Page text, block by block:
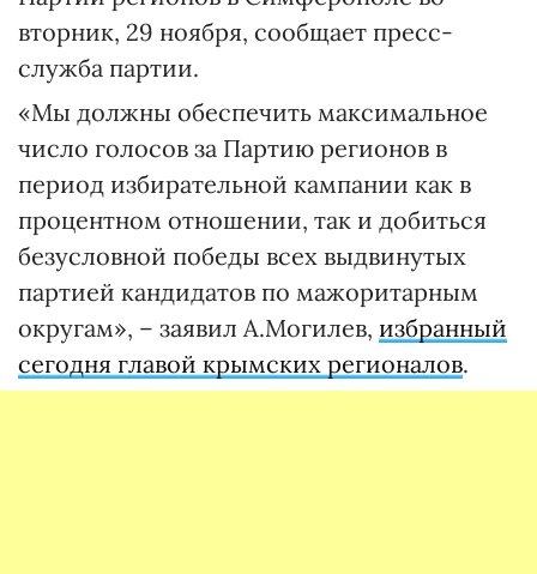
вторник, 29 ноября, сообщает пресс-
служба партии.
«Мы должны обеспечить максимальное
число голосов за Партию регионов в
период избирательной кампании как в
процентном отношении, так и добиться
безусловной победы всех выдвинутых
партией кандидатов по мажоритарным
округам», – заявил А.Могилев, избранный
сегодня главой крымских регионалов.